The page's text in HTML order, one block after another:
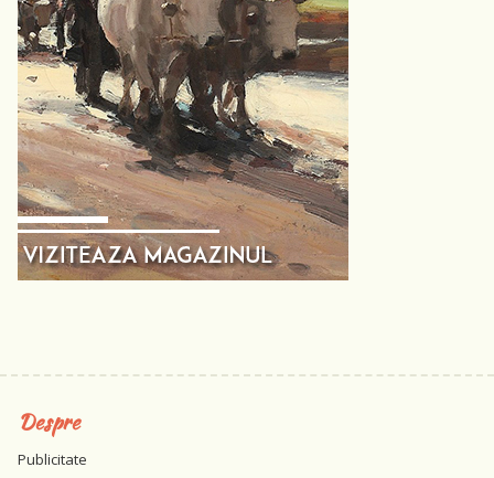
Despre
Publicitate